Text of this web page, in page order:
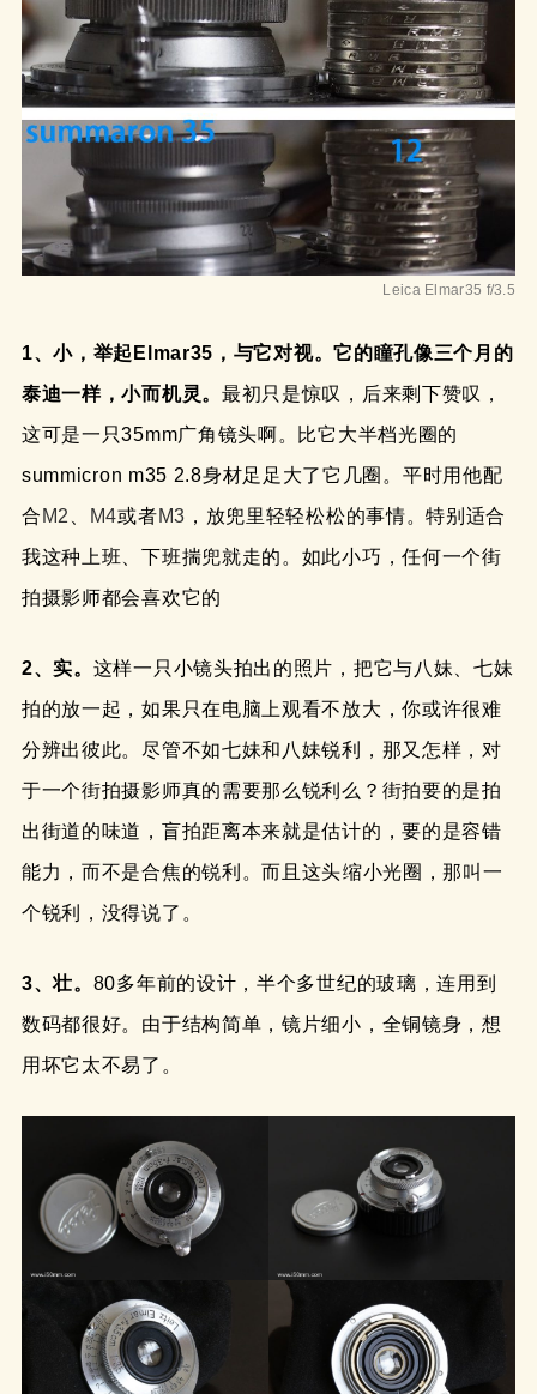
Leica Elmar35 f/3.5
1、小，举起Elmar35，与它对视。它的瞳孔像三个月的
泰迪一样，小而机灵。 最初只是惊叹，后来剩下赞叹，
这可是一只35mm广角镜头啊。比它大半档光圈的
summicron m35 2.8身材足足大了它几圈。平时用他配
合 M2 、 M4或者M3 ，放兜里轻轻松松的事情。特别适合
我这种上班、下班揣兜就走的。如此小巧，任何一个街
拍摄影师都会喜欢它的
2、实。 这样一只小镜头拍出的照片，把它与八妹、七妹
拍的放一起，如果只在电脑上观看不放大，你或许很难
分辨出彼此。尽管不如七妹和八妹锐利，那又怎样，对
于一个街拍摄影师真的需要那么锐利么？街拍要的是拍
出街道的味道，盲拍距离本来就是估计的，要的是容错
能力，而不是合焦的锐利。而且这头缩小光圈，那叫一
个锐利，没得说了。
3、壮。 80多年前的设计，半个多世纪的玻璃，连用到
数码都很好。由于结构简单，镜片细小，全铜镜身，想
用坏它太不易了。